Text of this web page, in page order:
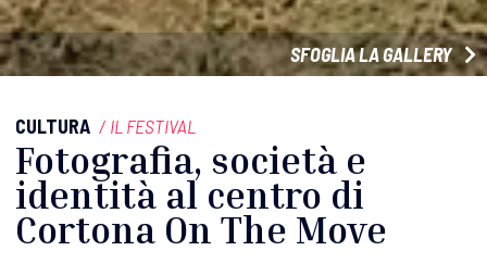
SFOGLIA LA GALLERY
CULTURA / IL FESTIVAL
Fotografia, società e
identità al centro di
Cortona On The Move